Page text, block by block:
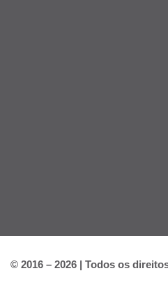
© 2016 – 2026 | Todos os